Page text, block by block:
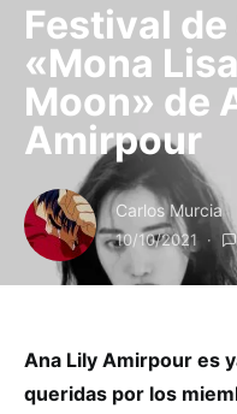
Festival
«Mona
Moon» de
Amirpour
Carlos Murcia
10/10/2021
Ana Lily Amirpour es
queridas por los